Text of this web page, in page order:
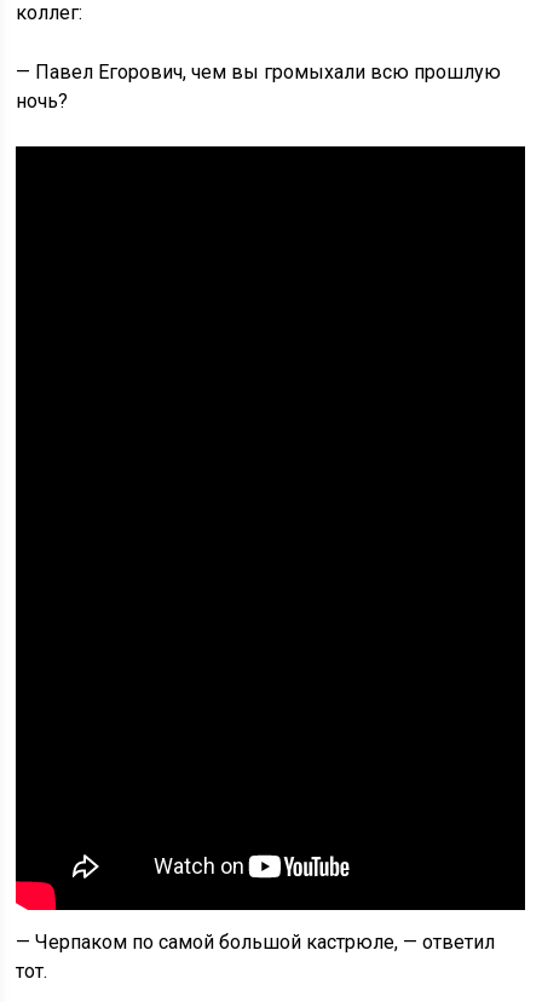
коллег:
— Павел Егорович, чем вы громыхали всю прошлую
ночь?
— Черпаком по самой большой кастрюле, — ответил
тот.